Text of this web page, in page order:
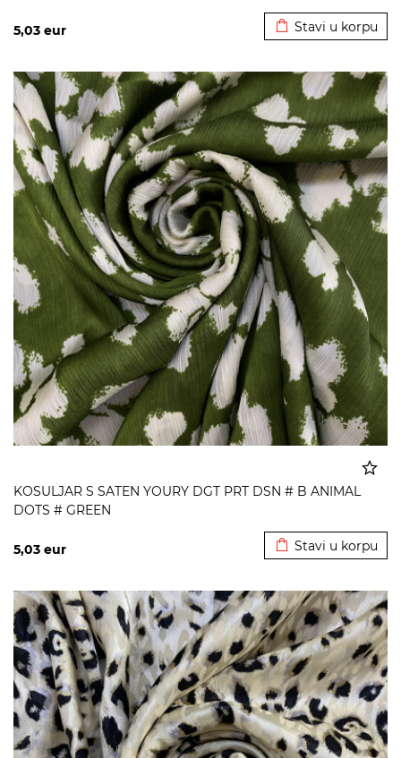
5,03 eur Stavi u korpu
KOSULJAR S SATEN YOURY DGT PRT DSN # B ANIMAL
DOTS # GREEN
5,03 eur Stavi u korpu